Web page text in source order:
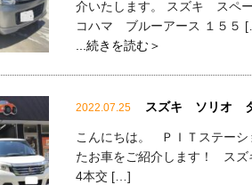
介いたします。 スズキ ス
コハマ ブルーアース １５５
...続きを読む＞
2022.07.25 スズキ ソリオ
こんにちは。 ＰＩＴステーシ
たお車をご紹介します！
4本交 […]